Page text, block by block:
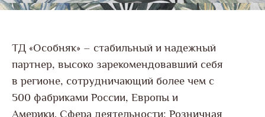
ТД «Особняк» – стабильный и надежный
партнер, высоко зарекомендовавший себя
в регионе, сотрудничающий более чем с
500 фабриками России, Европы и
Америки. Сфера деятельности: Розничная